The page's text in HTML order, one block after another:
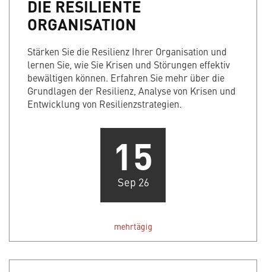
DIE RESILIENTE
ORGANISATION
Stärken Sie die Resilienz Ihrer Organisation und
lernen Sie, wie Sie Krisen und Störungen effektiv
bewältigen können. Erfahren Sie mehr über die
Grundlagen der Resilienz, Analyse von Krisen und
Entwicklung von Resilienzstrategien.
15
Sep 26
mehrtägig